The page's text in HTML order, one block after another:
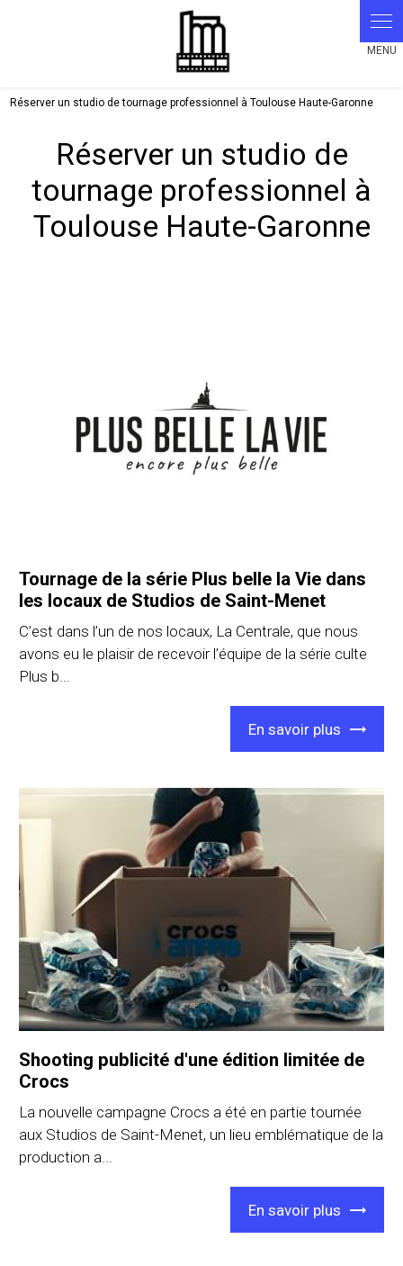
Réserver un studio de tournage professionnel à Toulouse Haute-Garonne
Réserver un studio de
tournage professionnel à
Toulouse Haute-Garonne
Tournage de la série Plus belle la Vie dans
les locaux de Studios de Saint-Menet
C’est dans l’un de nos locaux, La Centrale, que nous
avons eu le plaisir de recevoir l’équipe de la série culte
Plus b...
En savoir plus
Shooting publicité d'une édition limitée de
Crocs
La nouvelle campagne Crocs a été en partie tournée
aux Studios de Saint-Menet, un lieu emblématique de la
production a...
En savoir plus
Panneau de gestion des cookies